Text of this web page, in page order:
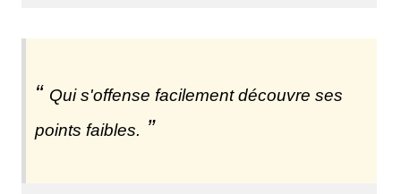
Qui s'offense facilement découvre ses
points faibles.